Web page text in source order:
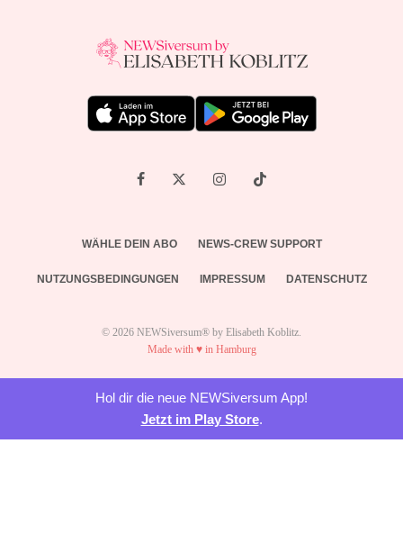
WÄHLE DEIN ABO NEWS-CREW SUPPORT
NUTZUNGSBEDINGUNGEN IMPRESSUM DATENSCHUTZ
© 2026 NEWSiversum® by Elisabeth Koblitz.
Made with ♥ in Hamburg
Hol dir die neue NEWSiversum App!
Jetzt im Play Store.